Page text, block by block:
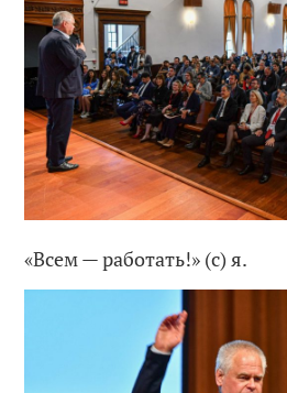
«Всем — работать!» (с) я.